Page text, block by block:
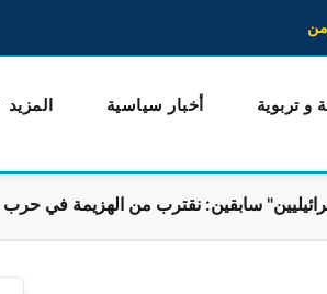
و تربوية أخبار سياسية المزيد
سابقين: نقترب من الهزيمة في حرب غزة